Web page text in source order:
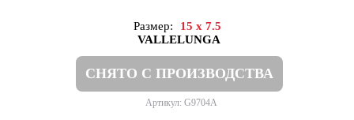
Размер:
15 x 7.5
VALLELUNGA
СНЯТО С ПРОИЗВОДСТВА
Артикул: G9704A